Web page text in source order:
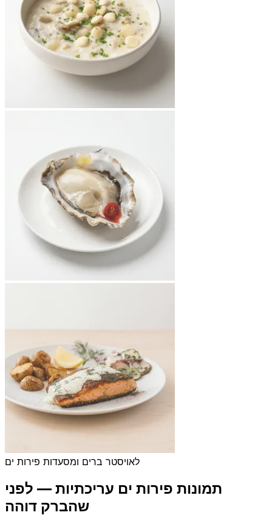
לאויסטר ברים ומסעדות פירות ים
תמונות פירות ים עריכתיות — לפני
שהברק דוהה